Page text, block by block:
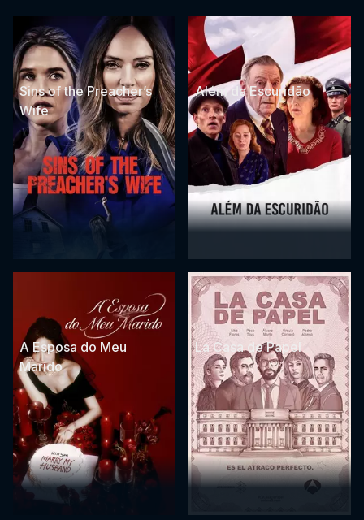
Sins of the Preacher’s
Wife
Além da Escuridão
A Esposa do Meu
Marido
La Casa de Papel